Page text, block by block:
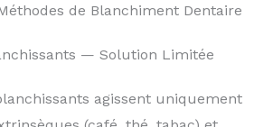
de Blanchiment Dentaire
— Solution Limitée
agissent uniquement